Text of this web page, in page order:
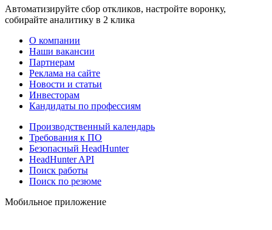
Автоматизируйте сбор откликов, настройте воронку,
собирайте аналитику в 2 клика
О компании
Наши вакансии
Партнерам
Реклама на сайте
Новости и статьи
Инвесторам
Кандидаты по профессиям
Производственный календарь
Требования к ПО
Безопасный HeadHunter
HeadHunter API
Поиск работы
Поиск по резюме
Мобильное приложение